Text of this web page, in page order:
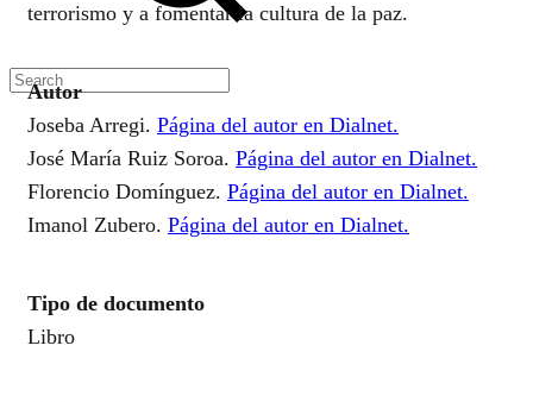
terrorismo y a fomentar la cultura de la paz.
Autor
Joseba Arregi. Página del autor en Dialnet.
José María Ruiz Soroa. Página del autor en Dialnet.
Florencio Domínguez. Página del autor en Dialnet.
Imanol Zubero. Página del autor en Dialnet.
Tipo de documento
Libro